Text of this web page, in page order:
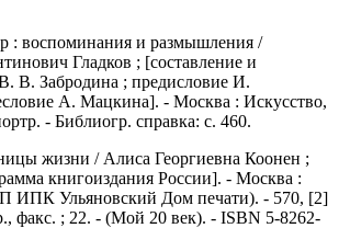
: воспоминания и размышления /
Гладков ; [составление и
В. Забродина ; предисловие И.
А. Мацкина]. - Москва : Искусство,
- Библиогр. справка: с. 460.
жизни / Алиса Георгиевна Коонен ;
книгоиздания России]. - Москва :
ИПК Ульяновский Дом печати). - 570, [2]
факс. ; 22. - (Мой 20 век). - ISBN 5-8262-